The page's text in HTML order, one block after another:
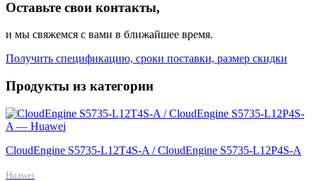
Оставьте свои контакты,
и мы свяжемся с вами в ближайшее время.
Получить спецификацию, сроки поставки, размер скидки
Продукты из категории
CloudEngine S5735-L12T4S-A / CloudEngine S5735-L12P4S-A
Huawei